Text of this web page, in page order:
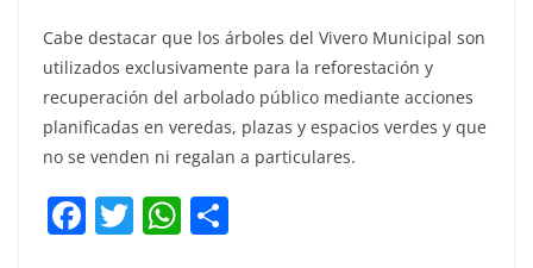
Cabe destacar que los árboles del Vivero Municipal son
utilizados exclusivamente para la reforestación y
recuperación del arbolado público mediante acciones
planificadas en veredas, plazas y espacios verdes y que
no se venden ni regalan a particulares.
F T W